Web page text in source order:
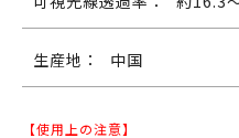
生産地： 中国
【使用上の注意】